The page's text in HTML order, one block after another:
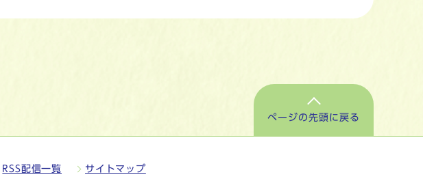
ページの先頭に戻る
RSS配信一覧 サイトマップ